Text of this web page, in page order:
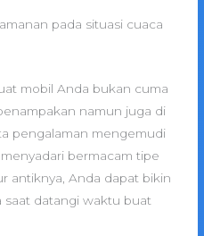
pada situasi cuaca
mobil Anda bukan cuma
namun juga di
pengalaman mengemudi
bermacam tipe
antiknya, Anda dapat bikin
datangi waktu buat